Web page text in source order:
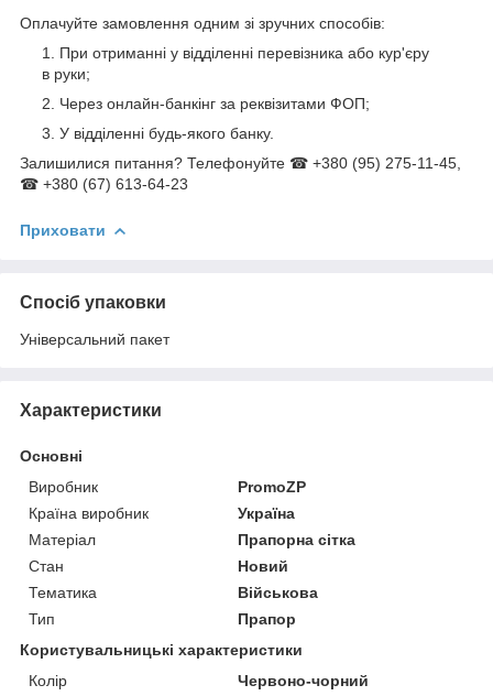
Оплачуйте замовлення одним зі зручних способів:
При отриманні у відділенні перевізника або кур'єру
в руки;
Через онлайн-банкінг за реквізитами ФОП;
У відділенні будь-якого банку.
Залишилися питання? Телефонуйте ☎ +380 (95) 275-11-45,
☎ +380 (67) 613-64-23
Приховати
Спосіб упаковки
Універсальний пакет
Характеристики
Основні
Виробник
PromoZP
Країна виробник
Україна
Матеріал
Прапорна сітка
Стан
Новий
Тематика
Військова
Тип
Прапор
Користувальницькі характеристики
Колір
Червоно-чорний